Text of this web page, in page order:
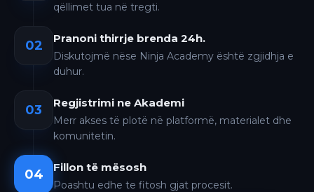
qëllimet tua në tregti.
02 Pranoni thirrje brenda 24h.
Diskutojmë nëse Ninja Academy është zgjidhja e
duhur.
03 Regjistrimi ne Akademi
Merr akses të plotë në platformë, materialet dhe
komunitetin.
04 Fillon të mësosh
Poashtu edhe te fitosh gjat procesit.